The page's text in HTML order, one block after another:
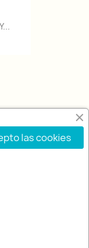
arriba
las cookies